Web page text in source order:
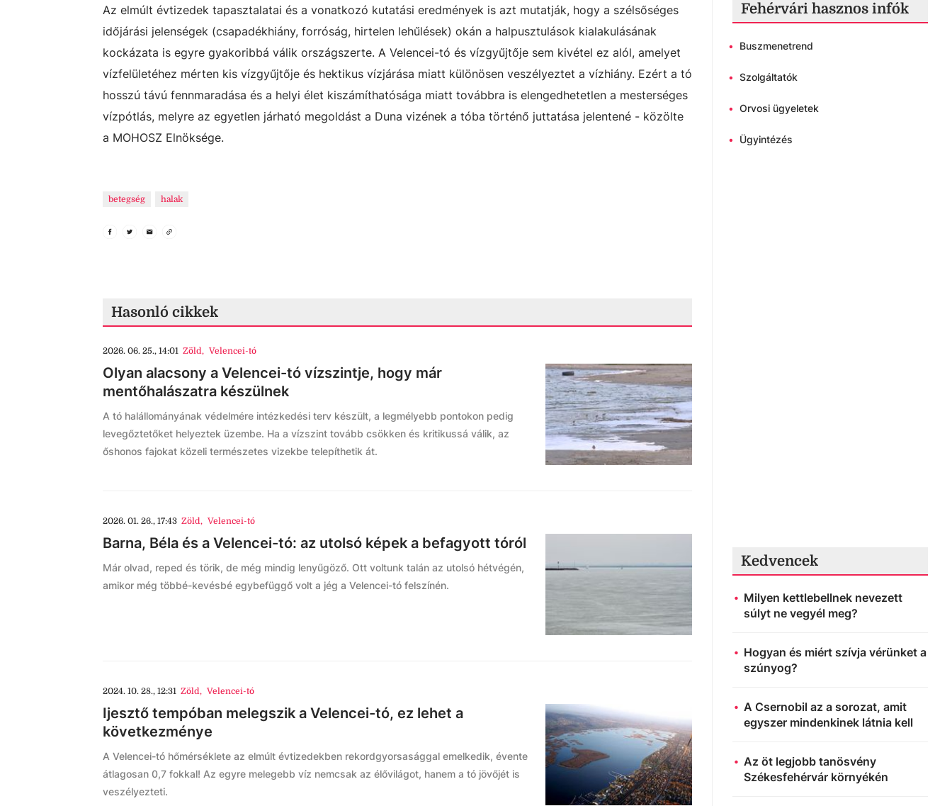
Az elmúlt évtizedek tapasztalatai és a vonatkozó kutatási eredmények is azt mutatják, hogy a szélsőséges
időjárási jelenségek (csapadékhiány, forróság, hirtelen lehűlések) okán a halpusztulások kialakulásának
kockázata is egyre gyakoribbá válik országszerte. A Velencei-tó és vízgyűjtője sem kivétel ez alól, amelyet
vízfelületéhez mérten kis vízgyűjtője és hektikus vízjárása miatt különösen veszélyeztet a vízhiány. Ezért a tó
hosszú távú fennmaradása és a helyi élet kiszámíthatósága miatt továbbra is elengedhetetlen a mesterséges
vízpótlás, melyre az egyetlen járható megoldást a Duna vizének a tóba történő juttatása jelentené - közölte
a MOHOSZ Elnöksége.
betegség halak
Hasonló cikkek
2026. 06. 25., 14:01 Zöld, Velencei-tó
Olyan alacsony a Velencei-tó vízszintje, hogy már
mentőhalászatra készülnek
A tó halállományának védelmére intézkedési terv készült, a legmélyebb pontokon pedig
levegőztetőket helyeztek üzembe. Ha a vízszint tovább csökken és kritikussá válik, az
őshonos fajokat közeli természetes vizekbe telepíthetik át.
2026. 01. 26., 17:43 Zöld, Velencei-tó
Barna, Béla és a Velencei-tó: az utolsó képek a befagyott tóról
Már olvad, reped és törik, de még mindig lenyűgöző. Ott voltunk talán az utolsó hétvégén,
amikor még többé-kevésbé egybefüggő volt a jég a Velencei-tó felszínén.
2024. 10. 28., 12:31 Zöld, Velencei-tó
Ijesztő tempóban melegszik a Velencei-tó, ez lehet a
következménye
A Velencei-tó hőmérséklete az elmúlt évtizedekben rekordgyorsasággal emelkedik, évente
átlagosan 0,7 fokkal! Az egyre melegebb víz nemcsak az élővilágot, hanem a tó jövőjét is
veszélyezteti.
Fehérvári hasznos infók
• Buszmenetrend
• Szolgáltatók
• Orvosi ügyeletek
• Ügyintézés
Kedvencek
Milyen kettlebellnek nevezett
súlyt ne vegyél meg?
Hogyan és miért szívja vérünket a
szúnyog?
A Csernobil az a sorozat, amit
egyszer mindenkinek látnia kell
Az öt legjobb tanösvény
Székesfehérvár környékén